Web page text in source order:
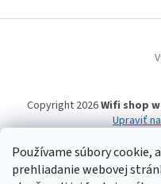
Používame súbory cookie,
prehliadanie webovej
Copyright 2026Wifi shop
Upraviť
Wifi shop wellnet.sk prevádzkuje